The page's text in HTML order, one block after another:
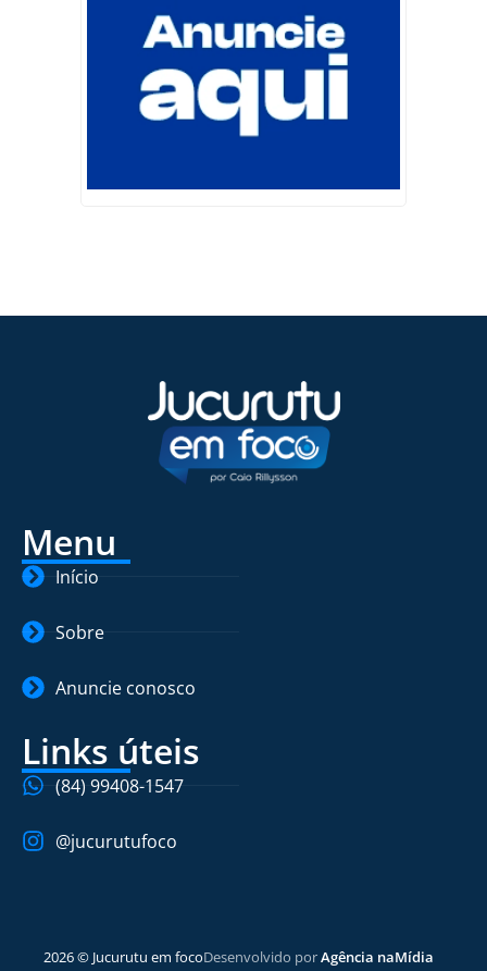
Menu
Início
Sobre
Anuncie conosco
Links úteis
(84) 99408-1547
@jucurutufoco
2026 © Jucurutu em focoDesenvolvido porAgência naMídia